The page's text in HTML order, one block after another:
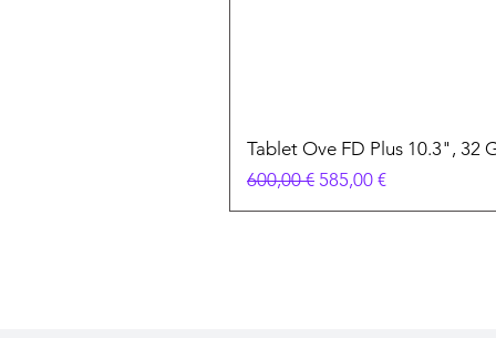
Tablet Ove FD Plus 10.3", 32
Preço normal
600,00 € Preço promocional
585,00 €